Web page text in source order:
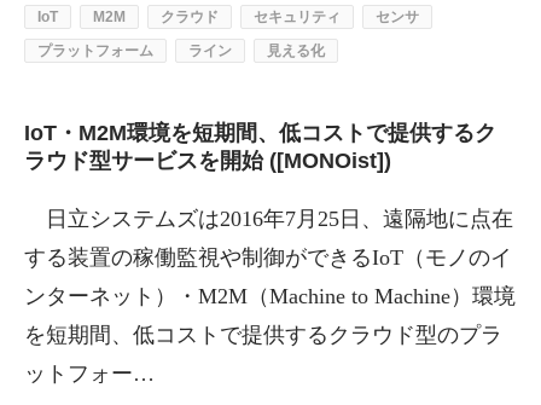
IoT M2M クラウド セキュリティ
センサ
プラットフォーム
ライン 見える化
IoT・M2M環境を短期間、低コストで提供するク
ラウド型サービスを開始 ([MONOist])
日立システムズは2016年7月25日、遠隔地に点在
する装置の稼働監視や制御ができるIoT（モノのイ
ンターネット）・M2M（Machine to Machine）環境
を短期間、低コストで提供するクラウド型のプラ
ットフォー…